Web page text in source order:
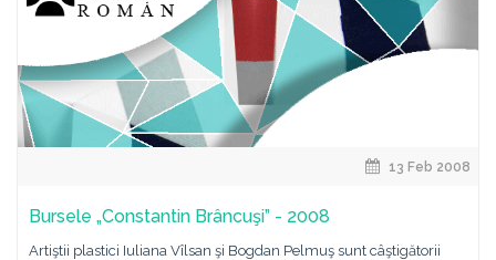
13 Feb 2008
Bursele „Constantin Brâncuşi” - 2008
Artiştii plastici Iuliana Vîlsan şi Bogdan Pelmuş sunt câştigătorii